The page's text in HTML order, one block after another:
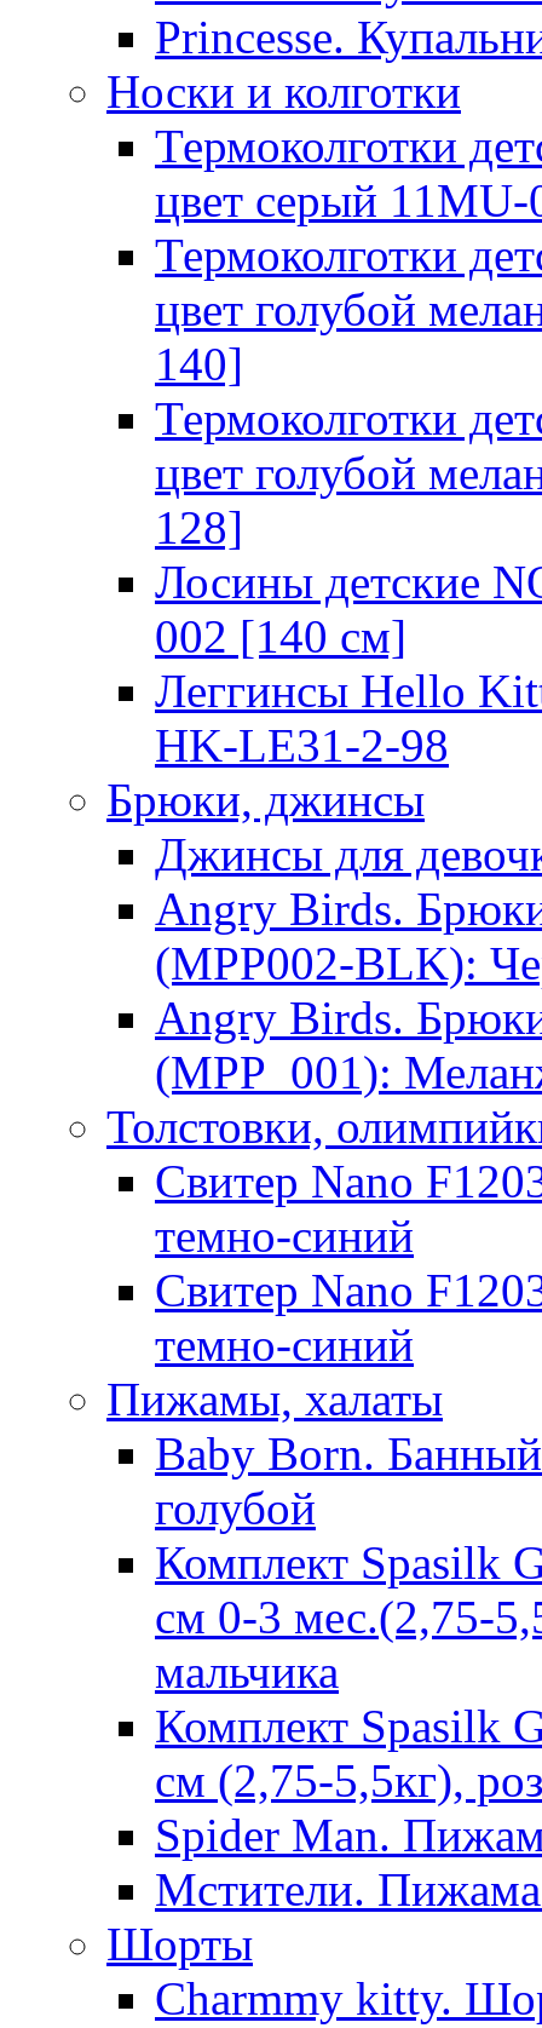
Princesse.
Носки и колготки
Термоколготки
цвет серый
Термоколготки
цвет голубой
140]
Термоколготки
цвет голубой
128]
Лосины детские
002 [140 см]
Леггинсы Hello
HK-LE31-2-98
Брюки, джинсы
Джинсы для
Angry Birds.
(MPP002-BLK):
Angry Birds.
(MPP_001):
Толстовки,
Свитер Nano
темно-синий
Свитер Nano
темно-синий
Пижамы, халаты
Baby Born.
голубой
Комплект Spasilk
см 0-3 мес.(2,75-
мальчика
Комплект Spasilk
см (2,75-5,5кг),
Spider Man.
Мстители.
Шорты
Charmmy kitty.